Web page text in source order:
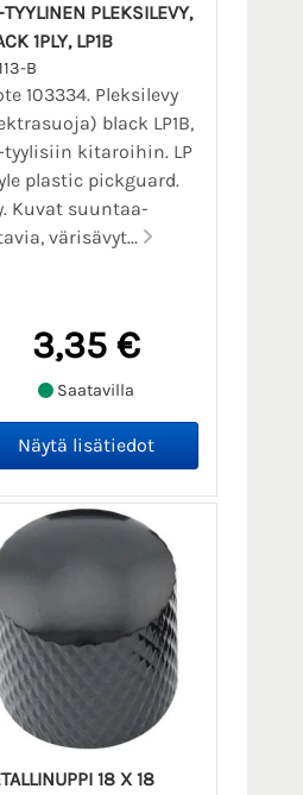
TYYLINEN PLEKSILEVY,
1PLY, LP1B
B
103334. Pleksilevy
black LP1B,
-tyylisiin kitaroihin. LP
plastic pickguard.
Kuvat suuntaa-
värisävyt...
3,35 €
Saatavilla
18 X 18